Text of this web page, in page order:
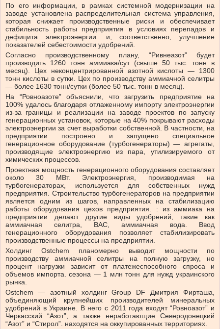
По его информации, в рамках системной модернизации на
заводе установлена ​​распределительная система управления,
которая снижает производственные риски и обеспечивает
стабильность работы предприятия в условиях перепадов и
дефицита электроэнергии. и, соответственно, улучшение
показателей себестоимости удобрений.
Согласно производственному плану, “Ривнеазот” будет
производить 1260 тонн аммиака/сут (свыше 50 тыс. тонн в
месяц). Цех неконцентрированной азотной кислоты — 1300
тонн кислоты в сутки. Цех по производству аммиачной селитры
— более 1630 тонн/сутки (более 50 тыс. тонн в месяц).
На “Ровноазоте” объяснили, что загрузить предприятие на
100% удалось благодаря отлаженному импорту электроэнергии
из-за границы и реализации на заводе проектов по запуску
генерационных установок, которые на 40% покрывают расходы
электроэнергии за счет выработки собственной. В частности, на
предприятии построено и запущено специальное
генерационное оборудование (турбогенераторы) — агрегаты,
производящие электроэнергию из пара, утилизируемого от
химических процессов.
Проектная мощность генерационного оборудования составляет
около 30 МВт. Электроэнергия, производимая на
турбогенераторах, используется для собственных нужд
предприятия. Строительство турбогенераторов на предприятии
является одним из шагов, направленных на стабилизацию
работы оборудования цехов предприятия. : из аммиака на
предприятии делают другие виды удобрений, такие как
аммиачная селитра, ВАС, аммиачная вода. Ввод
генерационного оборудования позволяет стабилизировать
производственные процессы на предприятии.
Холдинг Ostchem планомерно выводит мощности по
производству аммиачной селитры на полную загрузку, но
процент нагрузки зависит от платежеспособного спроса и
объемов импорта. сезона — 1 млн тонн для нужд украинского
рынка.
Ostchem — азотный холдинг Group DF Дмитрия Фирташа,
объединяющий крупнейших производителей минеральных
удобрений в Украине. В него с 2011 года входят “Ровноазот” и
Черкасский “Азот”, а также неработающие Северодонецкий
“Азот” и “Стирол”. находятся на оккупированных территориях.